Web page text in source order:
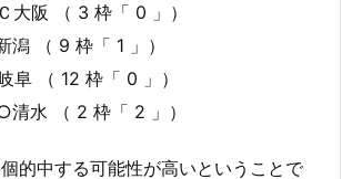
阪 （ 3 枠「 0 」）
（ 9 枠「 1 」）
（ 12 枠「 0 」）
水 （ 2 枠「 2 」）
的中する可能性が高いということで